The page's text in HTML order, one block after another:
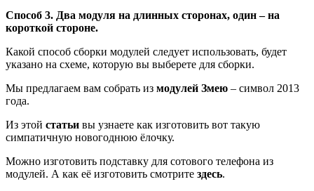
Способ 3. Два модуля на длинных сторонах, один – на
короткой стороне.
Какой способ сборки модулей следует использовать, будет
указано на схеме, которую вы выберете для сборки.
Мы предлагаем вам собрать из модулей Змею – символ 2013
года.
Из этой статьи вы узнаете как изготовить вот такую
симпатичную новогоднюю ёлочку.
Можно изготовить подставку для сотового телефона из
модулей. А как её изготовить смотрите здесь.